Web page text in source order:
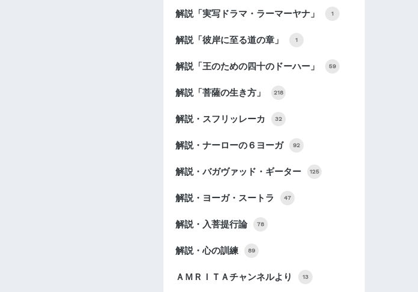
解説「実写ドラマ・ラーマーヤナ」 1
解説「彼岸に至る道の章」 1
解説「王のための四十のドーハー」 59
解説「菩薩の生き方」 218
解説・スフリッレーカ 32
解説・ナーローの６ヨーガ 92
解説・バガヴァッド・ギーター 125
解説・ヨーガ・スートラ 47
解説・入菩提行論 78
解説・心の訓練 89
ＡＭＲＩＴＡチャンネルより 13